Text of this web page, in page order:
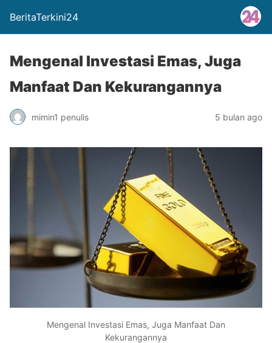
BeritaTerkini24
Mengenal Investasi Emas, Juga
Manfaat Dan Kekurangannya
mimin1 penulis 5 bulan ago
Mengenal Investasi Emas, Juga Manfaat Dan
Kekurangannya